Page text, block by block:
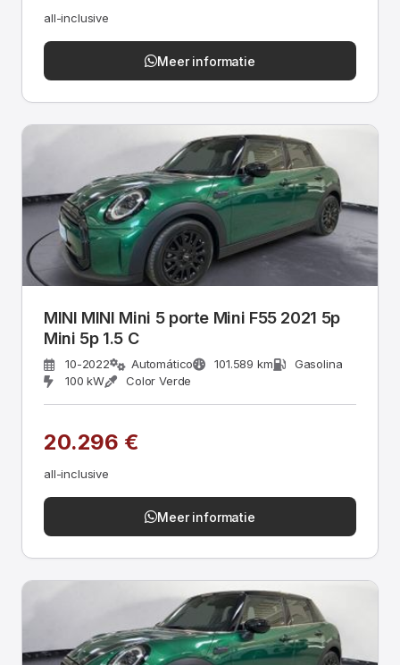
all-inclusive
Meer informatie
MINI MINI Mini 5 porte Mini F55 2021 5p
Mini 5p 1.5 C
10-2022 Automático 101.589 km
Gasolina
100 kW
Color Verde
20.296 €
all-inclusive
Meer informatie